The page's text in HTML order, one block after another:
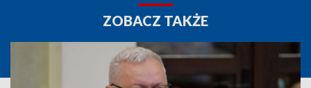
ZOBACZ TAKŻE